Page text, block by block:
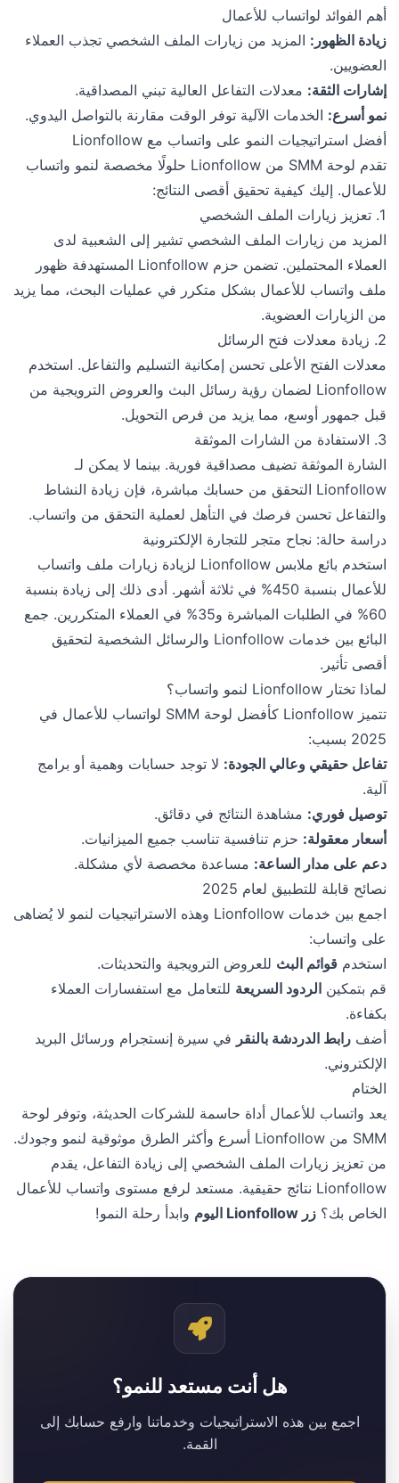
أهم الفوائد لواتساب للأعمال
زيادة الظهور: المزيد من زيارات الملف الشخصي تجذب العملاء
العضويين.
إشارات الثقة: معدلات التفاعل العالية تبني المصداقية.
نمو أسرع: الخدمات الآلية توفر الوقت مقارنة بالتواصل اليدوي.
أفضل استراتيجيات النمو على واتساب مع Lionfollow
تقدم لوحة SMM من Lionfollow حلولًا مخصصة لنمو واتساب
للأعمال. إليك كيفية تحقيق أقصى النتائج:
1. تعزيز زيارات الملف الشخصي
المزيد من زيارات الملف الشخصي تشير إلى الشعبية لدى
العملاء المحتملين. تضمن حزم Lionfollow المستهدفة ظهور
ملف واتساب للأعمال بشكل متكرر في عمليات البحث، مما يزيد
من الزيارات العضوية.
2. زيادة معدلات فتح الرسائل
معدلات الفتح الأعلى تحسن إمكانية التسليم والتفاعل. استخدم
Lionfollow لضمان رؤية رسائل البث والعروض الترويجية من
قبل جمهور أوسع، مما يزيد من فرص التحويل.
3. الاستفادة من الشارات الموثقة
الشارة الموثقة تضيف مصداقية فورية. بينما لا يمكن لـ
Lionfollow التحقق من حسابك مباشرة، فإن زيادة النشاط
والتفاعل تحسن فرصك في التأهل لعملية التحقق من واتساب.
دراسة حالة: نجاح متجر للتجارة الإلكترونية
استخدم بائع ملابس Lionfollow لزيادة زيارات ملف واتساب
للأعمال بنسبة 450% في ثلاثة أشهر. أدى ذلك إلى زيادة بنسبة
60% في الطلبات المباشرة و35% في العملاء المتكررين. جمع
البائع بين خدمات Lionfollow والرسائل الشخصية لتحقيق
أقصى تأثير.
لماذا تختار Lionfollow لنمو واتساب؟
تتميز Lionfollow كأفضل لوحة SMM لواتساب للأعمال في
2025 بسبب:
تفاعل حقيقي وعالي الجودة: لا توجد حسابات وهمية أو برامج
آلية.
توصيل فوري: مشاهدة النتائج في دقائق.
أسعار معقولة: حزم تنافسية تناسب جميع الميزانيات.
دعم على مدار الساعة: مساعدة مخصصة لأي مشكلة.
نصائح قابلة للتطبيق لعام 2025
اجمع بين خدمات Lionfollow وهذه الاستراتيجيات لنمو لا يُضاهى
على واتساب:
استخدمقوائم البث للعروض الترويجية والتحديثات.
قم بتمكينالردود السريعة للتعامل مع استفسارات العملاء
بكفاءة.
أضفرابط الدردشة بالنقر في سيرة إنستجرام ورسائل البريد
الإلكتروني.
الختام
يعد واتساب للأعمال أداة حاسمة للشركات الحديثة، وتوفر لوحة
SMM من Lionfollow أسرع وأكثر الطرق موثوقية لنمو وجودك.
من تعزيز زيارات الملف الشخصي إلى زيادة التفاعل، يقدم
Lionfollow نتائج حقيقية. مستعد لرفع مستوى واتساب للأعمال
الخاص بك؟زر Lionfollow اليوم وابدأ رحلة النمو!
هل أنت مستعد للنمو؟
اجمع بين هذه الاستراتيجيات وخدماتنا وارفع حسابك إلى
القمة.